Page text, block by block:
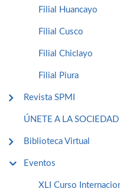
Filial Huancayo
Filial Cusco
Filial Chiclayo
Filial Piura
Revista SPMI
ÚNETE A LA SOCIEDAD
Biblioteca Virtual
Eventos
XLI Curso